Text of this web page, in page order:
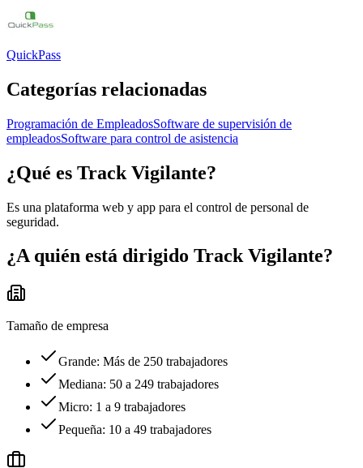
QuickPass
Categorías relacionadas
Programación de EmpleadosSoftware de supervisión de
empleadosSoftware para control de asistencia
¿Qué es Track Vigilante?
Es una plataforma web y app para el control de personal de
seguridad.
¿A quién está dirigido Track Vigilante?
Tamaño de empresa
Grande: Más de 250 trabajadores
Mediana: 50 a 249 trabajadores
Micro: 1 a 9 trabajadores
Pequeña: 10 a 49 trabajadores